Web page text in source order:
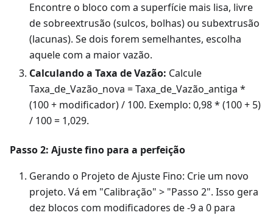
Encontre o bloco com a superfície mais lisa, livre
de sobreextrusão (sulcos, bolhas) ou subextrusão
(lacunas). Se dois forem semelhantes, escolha
aquele com a maior vazão.
Calculando a Taxa de Vazão: Calcule
Taxa_de_Vazão_nova = Taxa_de_Vazão_antiga *
(100 + modificador) / 100. Exemplo: 0,98 * (100 + 5)
/ 100 = 1,029.
Passo 2: Ajuste fino para a perfeição
Gerando o Projeto de Ajuste Fino: Crie um novo
projeto. Vá em "Calibração" > "Passo 2". Isso gera
dez blocos com modificadores de -9 a 0 para